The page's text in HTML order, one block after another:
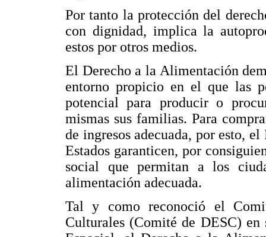
Por tanto la protección del
con dignidad, implica la
estos por otros medios.
El Derecho a la Alimentación
entorno propicio en el que las
potencial para producir o
mismas sus familias. Para
de ingresos adecuada, por esto,
Estados garanticen, por
social que permitan a los
alimentación adecuada.
Tal y como reconoció el
Culturales (Comité de DESC)